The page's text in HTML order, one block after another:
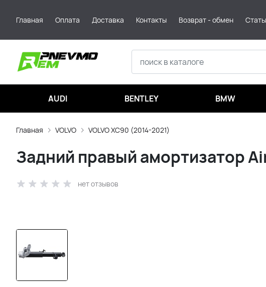
Главная Оплата Доставка Контакты Возврат - обмен
AUDI BENTLEY BMW
Главная VOLVO VOLVO XC90 (2014-2021)
Задний правый амортизатор
нет отзывов